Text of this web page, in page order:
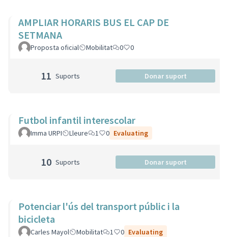
AMPLIAR HORARIS BUS EL CAP DE
SETMANA
Proposta oficial Mobilitat 0 0
11 Suports Donar suport
Futbol infantil interescolar
Imma URPI Lleure 1 0 Evaluating
10 Suports Donar suport
Potenciar l'ús del transport públic i la
bicicleta
Carles Mayol Mobilitat 1 0 Evaluating